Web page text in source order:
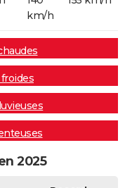
km/h
2025